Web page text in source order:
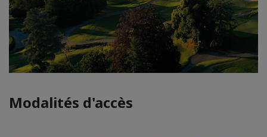
Modalités d'accès